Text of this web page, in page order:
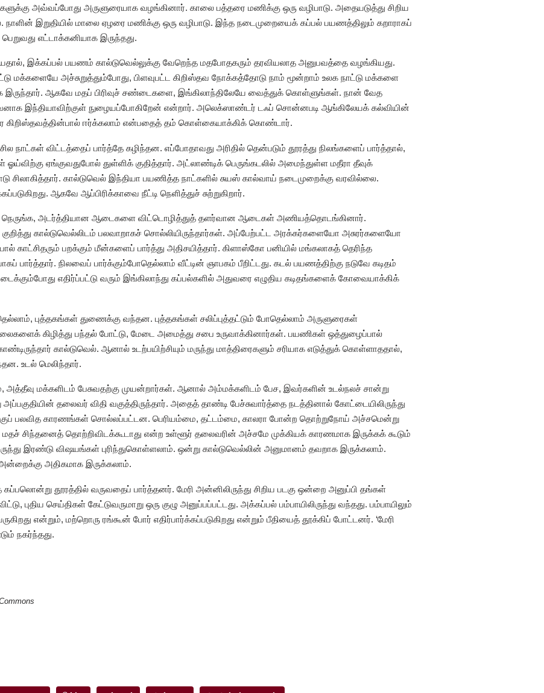
அவ்வப்போது அருளுரையாக வழங்கினார். காலை பத்தரை மணிக்கு ஒரு வழிபாடு. அதையடுத்து சிறிய
இறுதியில் மாலை ஏழரை மணிக்கு ஒரு வழிபாடு. இந்த நடைமுறையைக் கப்பல் பயணத்திலும் கறாராகப்
எட்டாக்கனியாக இருந்தது.
இக்கப்பல் பயணம் கால்டுவெல்லுக்கு வேறெந்த மதபோதகரும் தரவியலாத அனுபவத்தை வழங்கியது.
மக்களையே அச்சுறுத்தும்போது, பிளவுபட்ட கிறிஸ்தவ நோக்கத்தோடு நாம் மூன்றாம் உலக நாட்டு மக்களை
இருந்தார். ஆகவே மதப் பிரிவுச் சண்டைகளை, இங்கிலாந்திலேயே வைத்துக் கொள்ளுங்கள். நான் வேத
இந்தியாவிற்குள் நுழையப்போகிறேன் என்றார். அலெக்ஸாண்டர் டஃப் சொன்னபடி ஆங்கிலேயக் கல்வியின்
கிறிஸ்தவத்தின்பால் ஈர்க்கலாம் என்பதைத் தம் கொள்கையாக்கிக் கொண்டார்.
நாட்கள் விட்டத்தைப் பார்த்தே கழிந்தன. எப்போதாவது அரிதில் தென்படும் தூரத்து நிலங்களைப் பார்த்தால்,
ஏங்குவதுபோல் துள்ளிக் குதித்தார். அட்லாண்டிக் பெருங்கடலில் அமைந்துள்ள மதீரா தீவுக்
கால்டுவெல் இந்தியா பயணித்த நாட்களில் சுயஸ் கால்வாய் நடைமுறைக்கு வரவில்லை.
ஆகவே ஆப்பிரிக்காவை நீட்டி நெளித்துச் சுற்றுகிறார்.
நெருங்க, அடர்த்தியான ஆடைகளை விட்டொழித்துத் தளர்வான ஆடைகள் அணியத்தொடங்கினார்.
குறித்து கால்டுவெல்லிடம் பலவாறாகச் சொல்லியிருந்தார்கள். அப்பேற்பட்ட அரக்கர்களையோ அசுரர்களையோ
காட்சிதரும் பறக்கும் மீன்களைப் பார்த்து அதிசயித்தார். கிளாஸ்கோ பனியில் மங்கலாகத் தெரிந்த
பார்த்தார். நிலவைப் பார்க்கும்போதெல்லாம் வீட்டின் ஞாபகம் பீறிட்டது. கடல் பயணத்திற்கு நடுவே கடிதம்
எதிர்ப்பட்டு வரும் இங்கிலாந்து கப்பல்களில் அதுவரை எழுதிய கடிதங்களைக் கோவையாக்கிக்
புத்தகங்கள் துணைக்கு வந்தன. புத்தகங்கள் சலிப்புத்தட்டும் போதெல்லாம் அருளுரைகள்
கிழித்து பந்தல் போட்டு, மேடை அமைத்து சபை உருவாக்கினார்கள். பயணிகள் ஒத்துழைப்பால்
கால்டுவெல். ஆனால் உடற்பயிற்சியும் மருந்து மாத்திரைகளும் சரியாக எடுத்துக் கொள்ளாததால்,
உடல் மெலிந்தார்.
அத்தீவு மக்களிடம் பேசுவதற்கு முயன்றார்கள். ஆனால் அம்மக்களிடம் பேச, இவர்களின் உடல்நலச் சான்று
தலைவர் விதி வகுத்திருந்தார். அதைத் தாண்டி பேச்சுவார்த்தை நடத்தினால் கோட்டையிலிருந்து
பலவித காரணங்கள் சொல்லப்பட்டன. பெரியம்மை, தட்டம்மை, காலரா போன்ற தொற்றுநோய் அச்சமென்று
மதச் சிந்தனைத் தொற்றிவிடக்கூடாது என்ற உள்ளூர் தலைவரின் அச்சமே முக்கியக் காரணமாக இருக்கக் கூடும்
இரண்டு விஷயங்கள் புரிந்துகொள்ளலாம். ஒன்று கால்டுவெல்லின் அனுமானம் தவறாக இருக்கலாம்.
அதிகமாக இருக்கலாம்.
கப்பலொன்று தூரத்தில் வருவதைப் பார்த்தனர். மேரி அன்னிலிருந்து சிறிய படகு ஒன்றை அனுப்பி தங்கள்
புதிய செய்திகள் கேட்டுவருமாறு ஒரு குழு அனுப்பப்பட்டது. அக்கப்பல் பம்பாயிலிருந்து வந்தது. பம்பாயிலும்
என்றும், மற்றொரு ரங்கூன் போர் எதிர்பார்க்கப்படுகிறது என்றும் பீதியைத் தூக்கிப் போட்டனர். ‘மேரி
நகர்ந்தது.